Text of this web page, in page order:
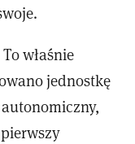
właśnie
jednostkę